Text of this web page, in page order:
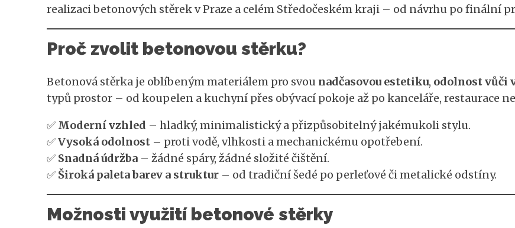
realizaci betonových stěrek v Praze a celém Středočeském kraji – od návrhu po finální
Proč zvolit betonovou stěrku?
Betonová stěrka je oblíbeným materiálem pro svou nadčasovou estetiku, odolnost vůči
typů prostor – od koupelen a kuchyní přes obývací pokoje až po kanceláře, restaurace
✅ Moderní vzhled – hladký, minimalistický a přizpůsobitelný jakémukoli stylu.
✅Vysoká odolnost– proti vodě, vlhkosti a mechanickému opotřebení.
✅ Snadná údržba– žádné spáry, žádné složité čištění.
✅ Široká paleta barev a struktur– od tradiční šedé po perleťové či metalické odstíny.
Možnosti využití betonové stěrky